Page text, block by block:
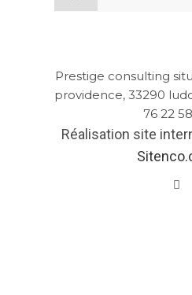
Prestige consulting
providence, 33290
76 22
Réalisation site